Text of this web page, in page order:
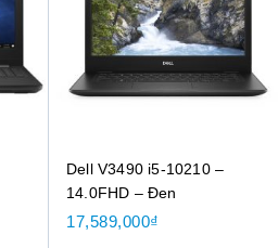
Dell V3490 i5-10210 –
14.0FHD – Đen
17,589,000₫